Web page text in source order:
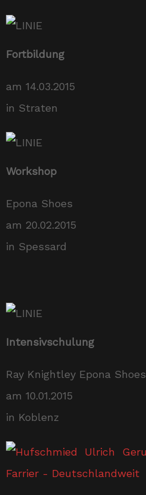
Fortbildung
am 14.03.2015
in Straten
Workshop
Epona Shoes
am 20.02.2015
in Spessard
Intensivschulung
Ray Knightley Epona Shoes
am 10.01.2015
in Koblenz